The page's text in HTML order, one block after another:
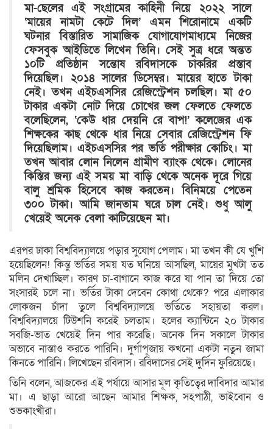
মা-ছেলের এই সংগ্রামের কাহিনী নিয়ে ২০২২ সালে
‘মায়ের নামটা কেটে দিল’ এমন শিরোনামে একটি
ঘটনার বিস্তারিত সামাজিক যোগাযোগমাধ্যমে নিজের
ফেসবুক আইডিতে লিখেন তিনি। সেই সুত্র ধরে অন্তত
১০টি প্রতিষ্ঠান সন্তোষ রবিদাসকে চাকরির প্রস্তাব
দিয়েছিল। ২০১৪ সালের ডিসেম্বর। মায়ের হাতে টাকা
নেই। তখন এইচএসসির রেজিস্ট্রেশন চলছিল। মা ৫০
টাকার একটা নোট দিয়ে চোখের জল ফেলতে ফেলতে
বলেছিলেন, ‘কেউ ধার দেয়নি রে বাপ!’ কলেজের এক
শিক্ষকের কাছ থেকে ধার নিয়ে সেবার রেজিস্ট্রেশন ফি
দিয়েছিলাম। এইচএসসির পর ভর্তি পরীক্ষার কোচিং। মা
তখন আবার লোন নিলেন গ্রামীণ ব্যাংক থেকে। লোনের
কিস্তির জন্য এই সময় মা বাড়ি থেকে অনেক দূরে গিয়ে
বালু শ্রমিক হিসেবে কাজ করতেন। বিনিময়ে পেতেন
৩০০ টাকা। আমি জানতাম ঘরে চাল নেই। শুধু আলু
খেয়েই অনেক বেলা কাটিয়েছেন মা।
এরপর ঢাকা বিশ্ববিদ্যালয়ে পড়ার সুযোগ পেলাম। মা তখন কী যে খুশি
হয়েছিলেন! কিন্তু ভর্তির সময় যত ঘনিয়ে আসছিল, মায়ের মুখটা তত
মলিন দেখাচ্ছিল। কারণ চা-বাগানে কাজ করে যা পান তা দিয়ে তো
সংসারই চলে না। ভর্তির টাকা দেবেন কোথা থেকে? পরে এলাকার
লোকজন চাঁদা তুলে বিশ্ববিদ্যালয়ে ভর্তিতে সহায়তা করল।
বিশ্ববিদ্যালয়ে টিউশনি করেই চলতাম। হলের ক্যান্টিনে ২০ টাকার
সবজি-ভাত খেয়েই দিন পার করেছি। অনেক দিন সকালে টাকার
অভাবে নাস্তাও করতে পারিনি। দুর্গাপূজায় কখনো একটা নতুন জামা
কিনতে পারিনি। লিখেছেন রবিদাস। রবিদাসের সেই দুর্দিন ফুরিয়েছে।
তিনি বলেন, আজকের এই পর্যায়ে আসার মূল কৃতিত্বের দাবিদার আমার
মা। এ ছাড়া আরো আছেন আমার শিক্ষক, সহপাঠী, ভাইবোন ও
শুভকাংখীরা।